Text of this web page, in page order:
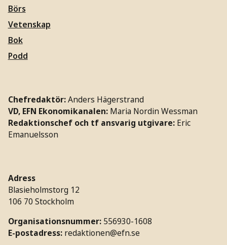
Börs
Vetenskap
Bok
Podd
Chefredaktör:Anders Hägerstrand
VD, EFN Ekonomikanalen: Maria Nordin Wessman
Redaktionschef och tf ansvarig utgivare: Eric
Emanuelsson
Adress
Blasieholmstorg 12
106 70 Stockholm
Organisationsnummer: 556930-1608
E-postadress: redaktionen@efn.se